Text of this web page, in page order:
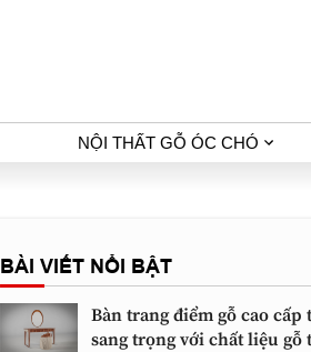
NỘI THẤT GỖ ÓC CHÓ
BÀI VIẾT NỔI BẬT
Bàn trang điểm gỗ cao cấp
sang trọng với chất liệu gỗ